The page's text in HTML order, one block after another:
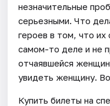
незначительные
серьезными. Что
героев в том, что
самом-то деле и не
отчаявшейся
увидеть женщину.
Купить билеты на